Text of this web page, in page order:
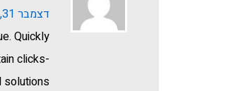
דצמבר 31, 2014 בשעה 2:12 pm
Quickly
clicks-
solutions